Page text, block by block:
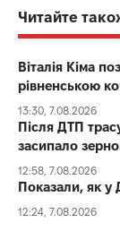
Читайте
Віталія Кіма
рівненською
13:30, 7.08.2026
Після ДТП
засипало
12:58, 7.08.2026
Показали, як у
12:24, 7.08.2026